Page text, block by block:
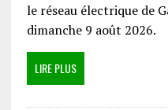
le réseau électrique de
dimanche 9 août
LIRE PLUS